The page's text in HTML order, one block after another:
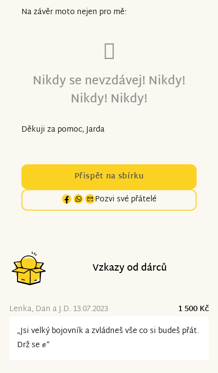
Na závěr moto nejen pro mě:
Nikdy se nevzdávej! Nikdy!
Nikdy! Nikdy!
Děkuji za pomoc, Jarda
Přispět na sbírku
Pozvi své přátelé
Vzkazy od dárců
Lenka, Dan a J.D. 13.07.2023
1 500 Kč
„Jsi velký bojovník a zvládneš vše co si budeš přát.
Drž se ✊“